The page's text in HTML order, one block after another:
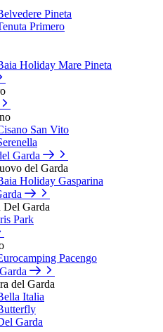
Pineta
Primero
Holiday Mare Pineta
San Vito
Garda
del Garda
Holiday Gasparina
Del Garda
Park
Pacengo
del Garda
Italia
Garda